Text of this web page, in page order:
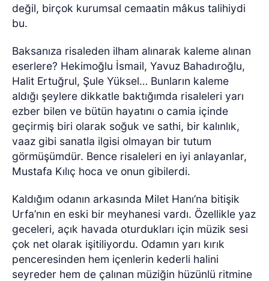
değil, birçok kurumsal cemaatin mâkus talihiydi
bu.
Baksanıza risaleden ilham alınarak kaleme alınan
eserlere? Hekimoğlu İsmail, Yavuz Bahadıroğlu,
Halit Ertuğrul, Şule Yüksel… Bunların kaleme
aldığı şeylere dikkatle baktığımda risaleleri yarı
ezber bilen ve bütün hayatını o camia içinde
geçirmiş biri olarak soğuk ve sathi, bir kalınlık,
vaaz gibi sanatla ilgisi olmayan bir tutum
görmüşümdür. Bence risaleleri en iyi anlayanlar,
Mustafa Kılıç hoca ve onun gibilerdi.
Kaldığım odanın arkasında Milet Hanı’na bitişik
Urfa’nın en eski bir meyhanesi vardı. Özellikle yaz
geceleri, açık havada oturdukları için müzik sesi
çok net olarak işitiliyordu. Odamın yarı kırık
penceresinden hem içenlerin kederli halini
seyreder hem de çalınan müziğin hüzünlü ritmine